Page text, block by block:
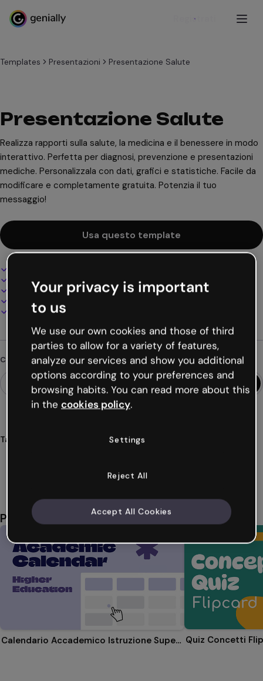
Registrati
Templates Presentazioni Presentazione Salute
Presentazione Salute
Realizza rapporti sulla salute, la medicina e il benessere in modo
interattivo. Perfetta per diagnosi, prevenzione e presentazioni
mediche. Personalizzala con dati, grafici e statistiche. Facile da
modificare e completamente gratuita. Potenzia il tuo
messaggio!
Usa questo template
100% personalizzabile
Aggiungi audio, video e multimedia
Presenta, condividi o pubblica online
Scarica in PDF, MP4 e altri formati
Cerchi qualcosa di diverso?
Tags
Potrebbe piacerti anche
Calendario Accademico Istruzione Superiore Quiz Concetti
Your privacy is important
to us
We use our own cookies and those of third
parties to allow for a variety of features,
analyze our services and show you additional
options according to your preferences and
browsing habits. You can read more about this
in the cookies policy.
Settings
Reject All
Accept All Cookies